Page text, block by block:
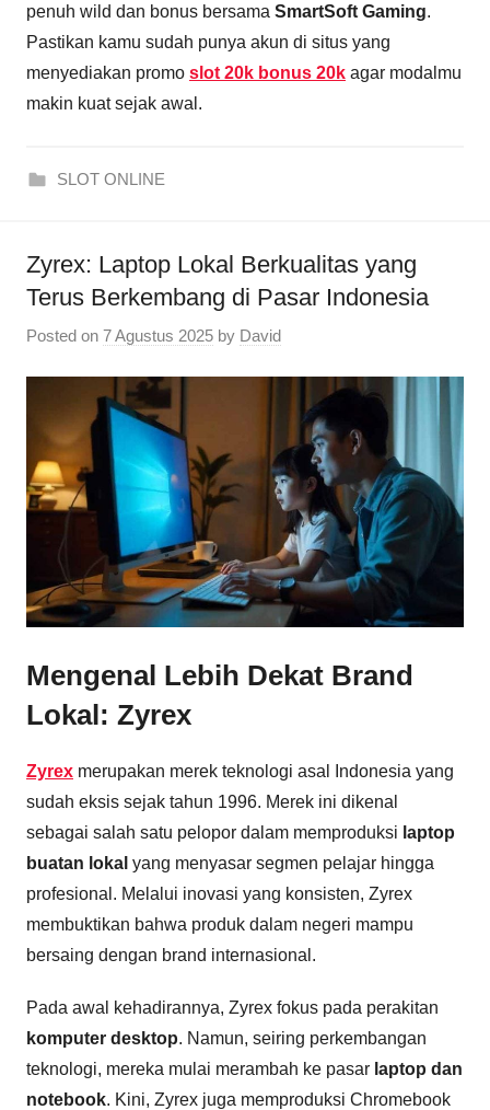
penuh wild dan bonus bersama SmartSoft Gaming.
Pastikan kamu sudah punya akun di situs yang
menyediakan promo slot 20k bonus 20k agar modalmu
makin kuat sejak awal.
SLOT ONLINE
Zyrex: Laptop Lokal Berkualitas yang
Terus Berkembang di Pasar Indonesia
Posted on 7 Agustus 2025 by David
Mengenal Lebih Dekat Brand
Lokal: Zyrex
Zyrex merupakan merek teknologi asal Indonesia yang
sudah eksis sejak tahun 1996. Merek ini dikenal
sebagai salah satu pelopor dalam memproduksi laptop
buatan lokal yang menyasar segmen pelajar hingga
profesional. Melalui inovasi yang konsisten, Zyrex
membuktikan bahwa produk dalam negeri mampu
bersaing dengan brand internasional.
Pada awal kehadirannya, Zyrex fokus pada perakitan
komputer desktop. Namun, seiring perkembangan
teknologi, mereka mulai merambah ke pasar laptop dan
notebook. Kini, Zyrex juga memproduksi Chromebook